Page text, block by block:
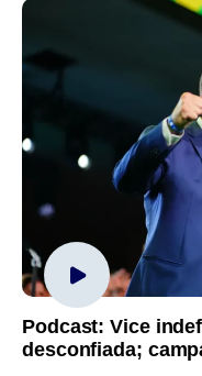
Podcast: Vice
desconfiada;